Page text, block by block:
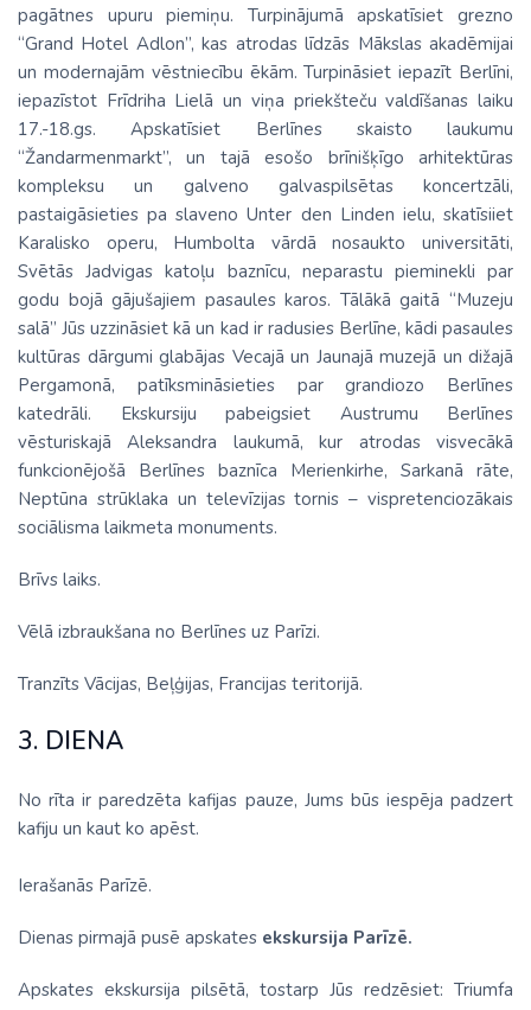
pagātnes upuru piemiņu. Turpinājumā apskatīsiet grezno
“Grand Hotel Adlon”, kas atrodas līdzās Mākslas akadēmijai
un modernajām vēstniecību ēkām. Turpināsiet iepazīt Berlīni,
iepazīstot Frīdriha Lielā un viņa priekšteču valdīšanas laiku
17.-18.gs. Apskatīsiet Berlīnes skaisto laukumu
“Žandarmenmarkt”, un tajā esošo brīnišķīgo arhitektūras
kompleksu un galveno galvaspilsētas koncertzāli,
pastaigāsieties pa slaveno Unter den Linden ielu, skatīsiiet
Karalisko operu, Humbolta vārdā nosaukto universitāti,
Svētās Jadvigas katoļu baznīcu, neparastu pieminekli par
godu bojā gājušajiem pasaules karos. Tālākā gaitā “Muzeju
salā” Jūs uzzināsiet kā un kad ir radusies Berlīne, kādi pasaules
kultūras dārgumi glabājas Vecajā un Jaunajā muzejā un dižajā
Pergamonā, patīksmināsieties par grandiozo Berlīnes
katedrāli. Ekskursiju pabeigsiet Austrumu Berlīnes
vēsturiskajā Aleksandra laukumā, kur atrodas visvecākā
funkcionējošā Berlīnes baznīca Merienkirhe, Sarkanā rāte,
Neptūna strūklaka un televīzijas tornis – vispretenciozākais
sociālisma laikmeta monuments.
Brīvs laiks.
Vēlā izbraukšana no Berlīnes uz Parīzi.
Tranzīts Vācijas, Beļģijas, Francijas teritorijā.
3. DIENA
No rīta ir paredzēta kafijas pauze, Jums būs iespēja padzert
kafiju un kaut ko apēst.
Ierašanās Parīzē.
Dienas pirmajā pusē apskates ekskursija Parīzē.
Apskates ekskursija pilsētā, tostarp Jūs redzēsiet: Triumfa